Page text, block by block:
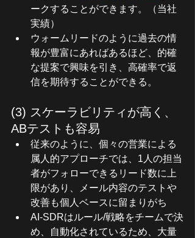
ークすることができます。（当社
実績）
ウォームリードのように過去の情
報が豊富にあればあるほど、的確
な提案で興味を引き、高確率で返
信を期待することができる。
(3) スケーラビリティが高く、
ABテストも容易
従来のように、個々の営業による
属人的アプローチでは、1人の担当
者がフォローできるリード数に上
限があり、メール内容のテストや
改善も個人ベースに留まりがち
AI-SDRはルール/戦略をチームで決
め、自動化されているため、大量